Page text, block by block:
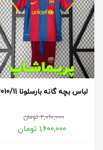
لباس بچه گانه بارسلونا 2010/11
2,010,000تومان
1,600,000 تومان